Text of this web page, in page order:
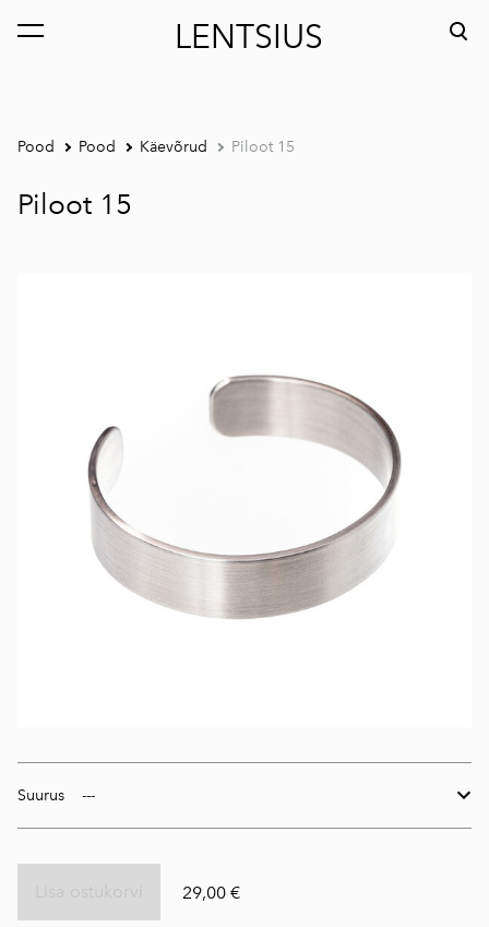
LENTSIUS
lisati ostukorvi. Vaata ostukorvi
Pood Pood Käevõrud Piloot 15
Piloot 15
Suurus
29,00 €